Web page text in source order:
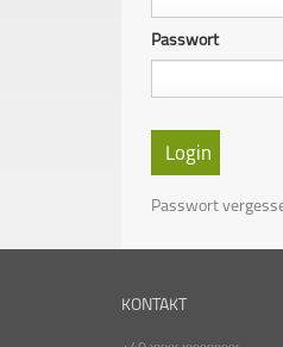
Passwort
Passwort
KONTAKT